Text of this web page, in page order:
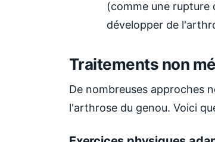
(comme une rupture
développer de
Traitements non
De nombreuses approches
l'arthrose du genou. Voici